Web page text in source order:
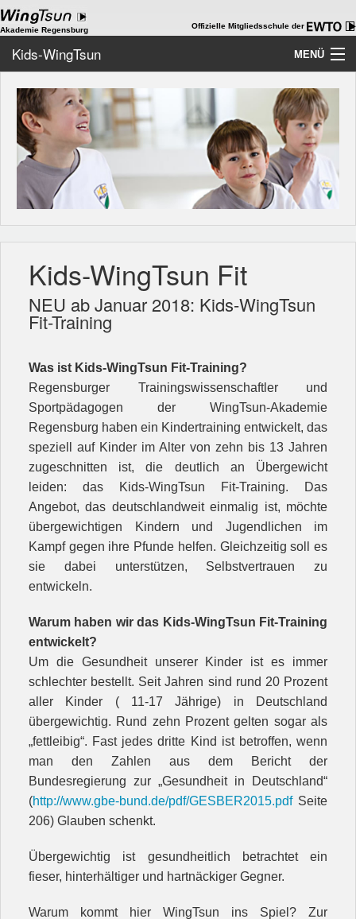
Akademie Regensburg Offizielle Mitgliedsschule der
Kids-WingTsun MENÜ
Home
Akademie
WingTsun
Kids-WingTsun
ChiKung
WT als Beruf
Team
Galerie
Kontakt
Unterricht
Kids-WingTsun Fit
NEU ab Januar 2018: Kids-WingTsun
Fit-Training
Was ist Kids-WingTsun Fit-Training?
Regensburger Trainingswissenschaftler und
Sportpädagogen der WingTsun-Akademie
Regensburg haben ein Kindertraining entwickelt, das
speziell auf Kinder im Alter von zehn bis 13 Jahren
zugeschnitten ist, die deutlich an Übergewicht
leiden: das Kids-WingTsun Fit-Training. Das
Angebot, das deutschlandweit einmalig ist, möchte
übergewichtigen Kindern und Jugendlichen im
Kampf gegen ihre Pfunde helfen. Gleichzeitig soll es
sie dabei unterstützen, Selbstvertrauen zu
entwickeln.
Warum haben wir das Kids-WingTsun Fit-Training
entwickelt?
Um die Gesundheit unserer Kinder ist es immer
schlechter bestellt. Seit Jahren sind rund 20 Prozent
aller Kinder ( 11-17 Jährige) in Deutschland
übergewichtig. Rund zehn Prozent gelten sogar als
„fettleibig“. Fast jedes dritte Kind ist betroffen, wenn
man den Zahlen aus dem Bericht der
Bundesregierung zur „Gesundheit in Deutschland“
(http://www.gbe-bund.de/pdf/GESBER2015.pdfSeite
206) Glauben schenkt.
Übergewichtig ist gesundheitlich betrachtet ein
fieser, hinterhältiger und hartnäckiger Gegner.
Warum kommt hier WingTsun ins Spiel? Zur